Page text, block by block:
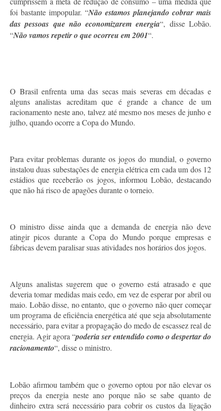
foi bastante impopular. “Não estamos planejando cobrar mais
das pessoas que não economizarem energia“, disse Lobão.
“Não vamos repetir o que ocorreu em 2001“.
O Brasil enfrenta uma das secas mais severas em décadas e
alguns analistas acreditam que é grande a chance de um
racionamento neste ano, talvez até mesmo nos meses de junho e
julho, quando ocorre a Copa do Mundo.
Para evitar problemas durante os jogos do mundial, o governo
instalou duas subestações de energia elétrica em cada um dos 12
estádios que receberão os jogos, informou Lobão, destacando
que não há risco de apagões durante o torneio.
O ministro disse ainda que a demanda de energia não deve
atingir picos durante a Copa do Mundo porque empresas e
fábricas devem paralisar suas atividades nos horários dos jogos.
Alguns analistas sugerem que o governo está atrasado e que
deveria tomar medidas mais cedo, em vez de esperar por abril ou
maio. Lobão disse, no entanto, que o governo não quer começar
um programa de eficiência energética até que seja absolutamente
necessário, para evitar a propagação do medo de escassez real de
energia. Agir agora “poderia ser entendido como o despertar do
racionamento“, disse o ministro.
Lobão afirmou também que o governo optou por não elevar os
preços da energia neste ano porque não se sabe quanto de
dinheiro extra será necessário para cobrir os custos da ligação